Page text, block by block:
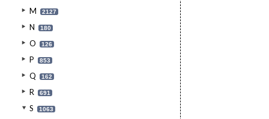
M 2127
N 180
O 126
P 853
Q 162
R 691
S 1063